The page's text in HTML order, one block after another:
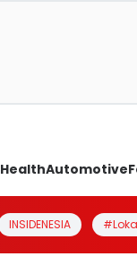
HealthAutomotive
INSIDENESIA